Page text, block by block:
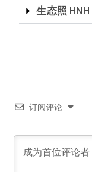
生态照 HNH
订阅评论